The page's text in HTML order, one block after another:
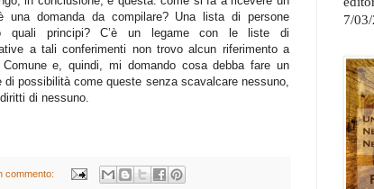
una domanda da compilare? Una lista di persone
quali principi? C’è un legame con le liste di
a tali conferimenti non trovo alcun riferimento a
e, quindi, mi domando cosa debba fare un
possibilità come queste senza scavalcare nessuno,
di nessuno.
commento:
7/